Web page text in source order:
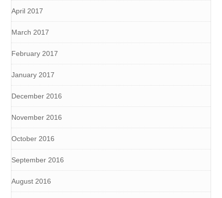
April 2017
March 2017
February 2017
January 2017
December 2016
November 2016
October 2016
September 2016
August 2016